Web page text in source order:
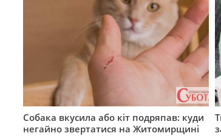
Собака вкусила або кіт подряпав: куди
негайно звертатися на Житомирщині